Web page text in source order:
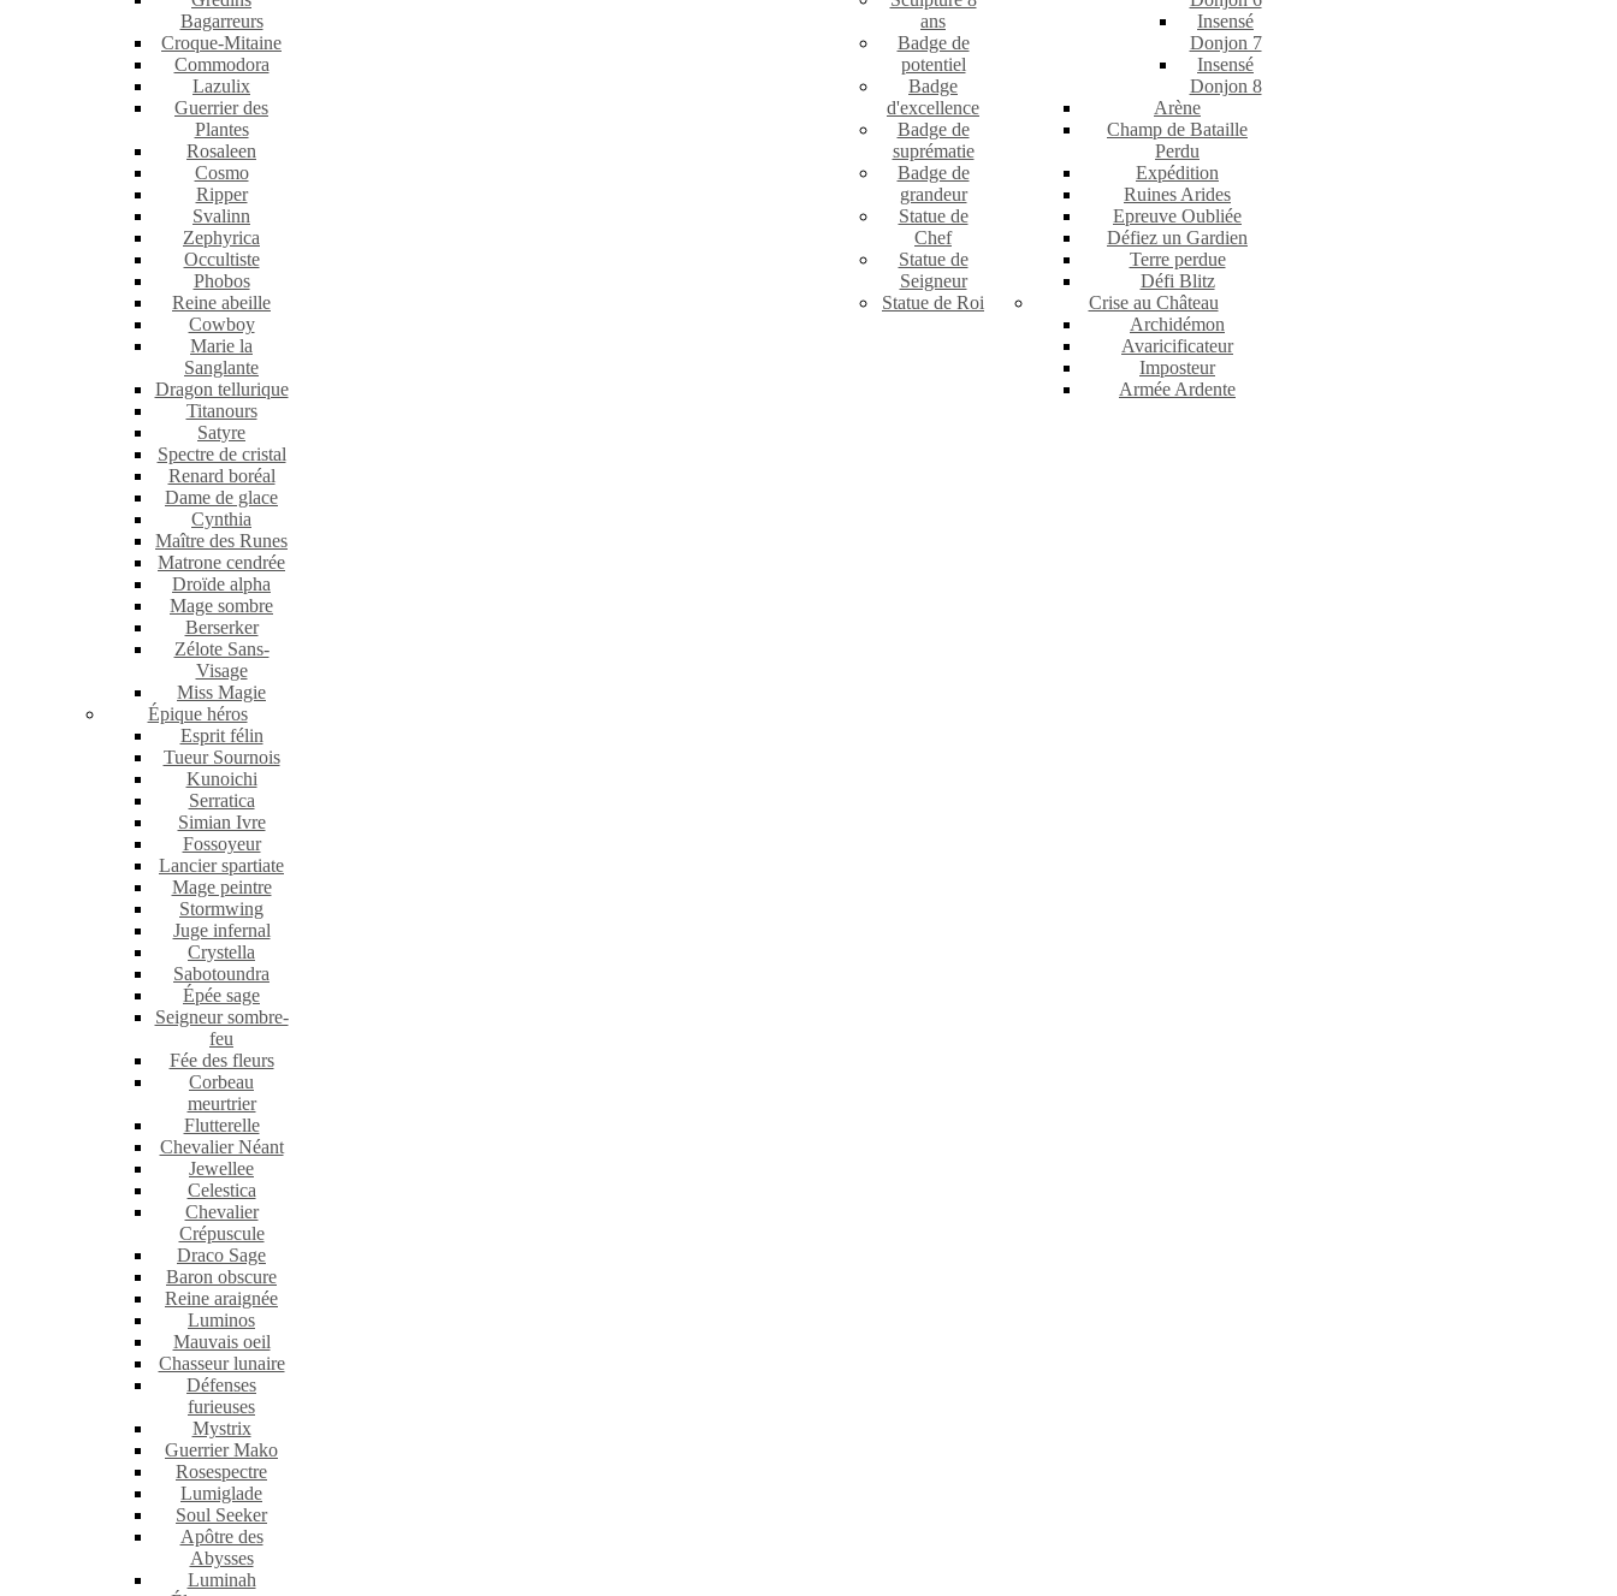
Bagarreurs
Croque-Mitaine
Commodora
Lazulix
Guerrier des
Plantes
Rosaleen
Cosmo
Ripper
Svalinn
Zephyrica
Occultiste
Phobos
Reine abeille
Cowboy
Marie la
Sanglante
Dragon tellurique
Titanours
Satyre
Spectre de cristal
Renard boréal
Dame de glace
Cynthia
Maître des Runes
Matrone cendrée
Droïde alpha
Mage sombre
Berserker
Zélote Sans-
Visage
Miss Magie
Épique héros
Esprit félin
Tueur Sournois
Kunoichi
Serratica
Simian Ivre
Fossoyeur
Lancier spartiate
Mage peintre
Stormwing
Juge infernal
Crystella
Sabotoundra
Épée sage
Seigneur sombre-
feu
Fée des fleurs
Corbeau
meurtrier
Flutterelle
Chevalier Néant
Jewellee
Celestica
Chevalier
Crépuscule
Draco Sage
Baron obscure
Reine araignée
Luminos
Mauvais oeil
Chasseur lunaire
Défenses
furieuses
Mystrix
Guerrier Mako
Rosespectre
Lumiglade
Soul Seeker
Apôtre des
Abysses
Luminah
ans
Badge de
potentiel
Badge
d'excellence
Badge de
suprématie
Badge de
grandeur
Statue de
Chef
Statue de
Seigneur
Statue de Roi
Insensé
Donjon 7
Insensé
Donjon 8
Arène
Champ de Bataille
Perdu
Expédition
Ruines Arides
Epreuve Oubliée
Défiez un Gardien
Terre perdue
Défi Blitz
Crise au Château
Archidémon
Avaricificateur
Imposteur
Armée Ardente